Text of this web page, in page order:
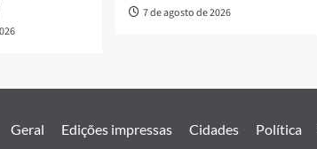
7 de agosto de 2026
Geral Edições impressas Cidades Política